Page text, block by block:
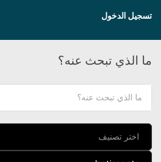
تسجيل الدخول
ما الذي تبحث عنه؟
اختر تصنيف